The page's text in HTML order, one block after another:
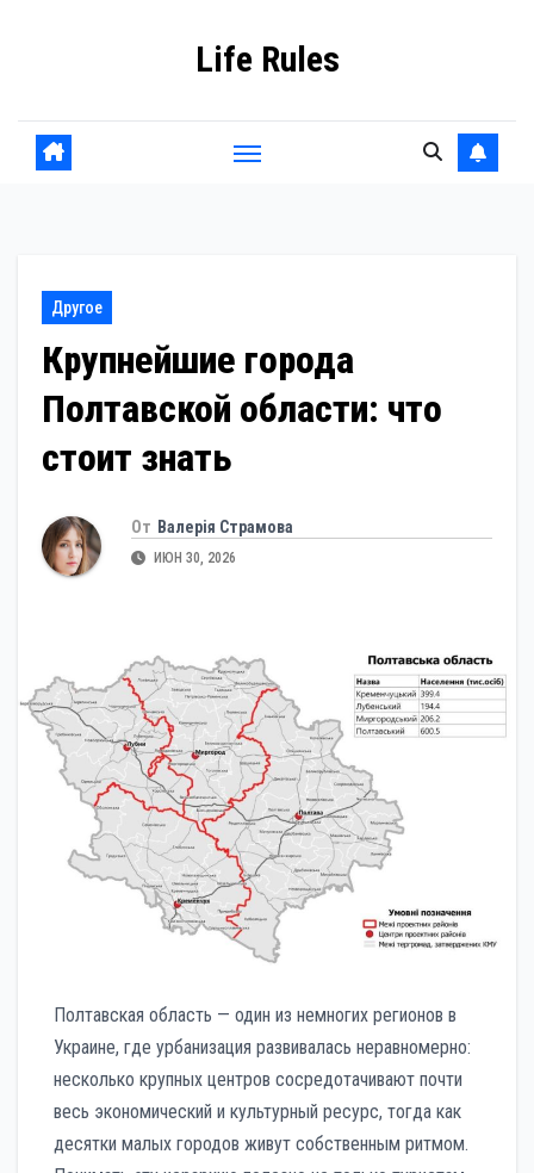
Life Rules
Другое
Крупнейшие города
Полтавской области: что
стоит знать
От Валерія Страмова
ИЮН 30, 2026
Полтавская область — один из немногих регионов в
Украине, где урбанизация развивалась неравномерно:
несколько крупных центров сосредотачивают почти
весь экономический и культурный ресурс, тогда как
десятки малых городов живут собственным ритмом.